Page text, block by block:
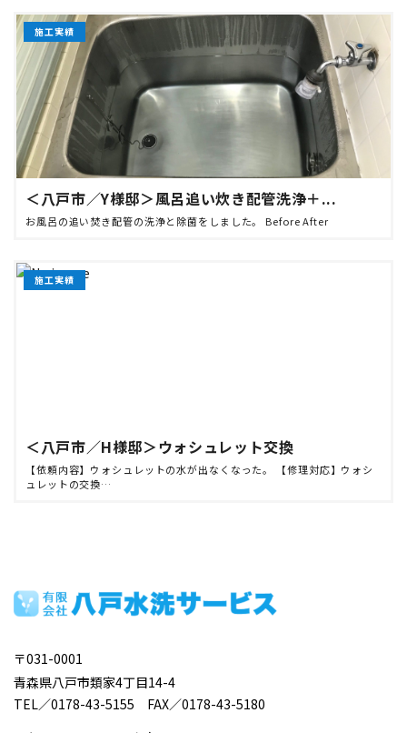
施工実績
＜八戸市／Y様邸＞風呂追い炊き配管洗浄＋...
お風呂の追い焚き配管の洗浄と除菌をしました。 Before After
施工実績
＜八戸市／H様邸＞ウォシュレット交換
【依頼内容】ウォシュレットの水が出なくなった。 【修理対応】ウォシ
ュレットの交換…
〒031-0001
青森県八戸市類家4丁目14-4
TEL／0178-43-5155 FAX／0178-43-5180